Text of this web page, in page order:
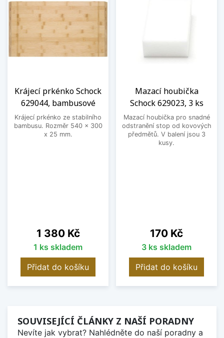
Krájecí prkénko Schock
629044, bambusové
Krájecí prkénko ze stabilního
bambusu. Rozměr 540 x 300
x 25 mm.
Cena
1 380 Kč
1 ks skladem
Přidat do košíku
Mazací houbička
Schock 629023, 3 ks
Mazací houbička pro snadné
odstranění stop od kovových
předmětů. V balení jsou 3
kusy.
Cena
170 Kč
3 ks skladem
Přidat do košíku
SOUVISEJÍCÍ ČLÁNKY Z NAŠÍ PORADNY
Nevíte jak vybrat? Nahlédněte do naší poradny a